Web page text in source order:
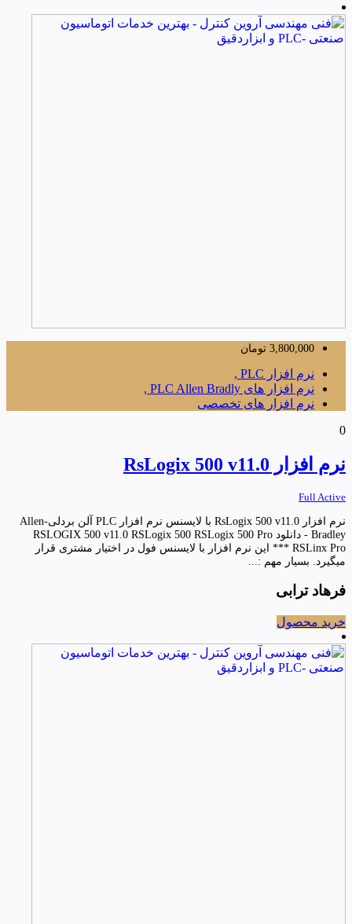
3,800,000 تومان
نرم افزار PLC ,
نرم افزار های PLC Allen Bradly ,
نرم افزار های تخصصی
0
نرم افزار RsLogix 500 v11.0
Full Active
نرم افزار RsLogix 500 v11.0 با لایسنس نرم افزار PLC آلن بردلی-Allen
Bradley - دانلود RSLOGIX 500 v11.0 RSLogix 500 RSLogix 500 Pro
RSLinx Pro *** این نرم افزار با لایسنس فول در اختیار مشتری قرار
میگیرد. بسیار مهم :...
فرهاد ترابی
خرید محصول